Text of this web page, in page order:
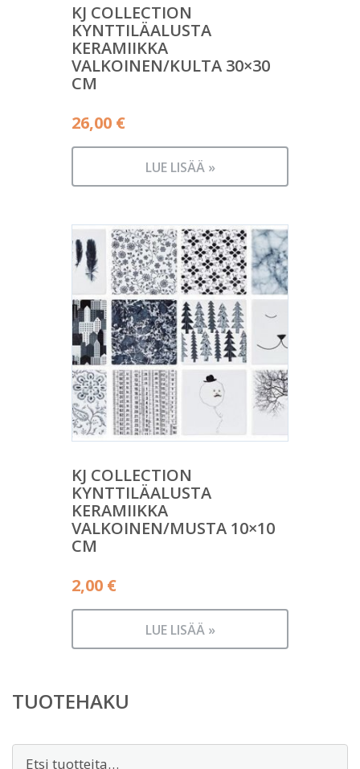
KJ COLLECTION
KYNTTILÄALUSTA
KERAMIIKKA
VALKOINEN/KULTA 30×30
CM
26,00 €
LUE LISÄÄ »
KJ COLLECTION
KYNTTILÄALUSTA
KERAMIIKKA
VALKOINEN/MUSTA 10×10
CM
2,00 €
LUE LISÄÄ »
TUOTEHAKU
Etsi: